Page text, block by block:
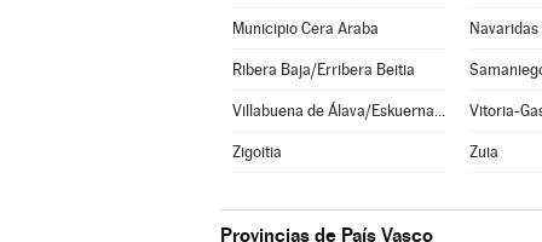
Municipio Cera Araba Navaridas
Ribera Baja/Erribera Beitia
Villabuena de Álava/Eskuernaga Vitoria-
Zigoitia Zuia
Provincias de País Vasco